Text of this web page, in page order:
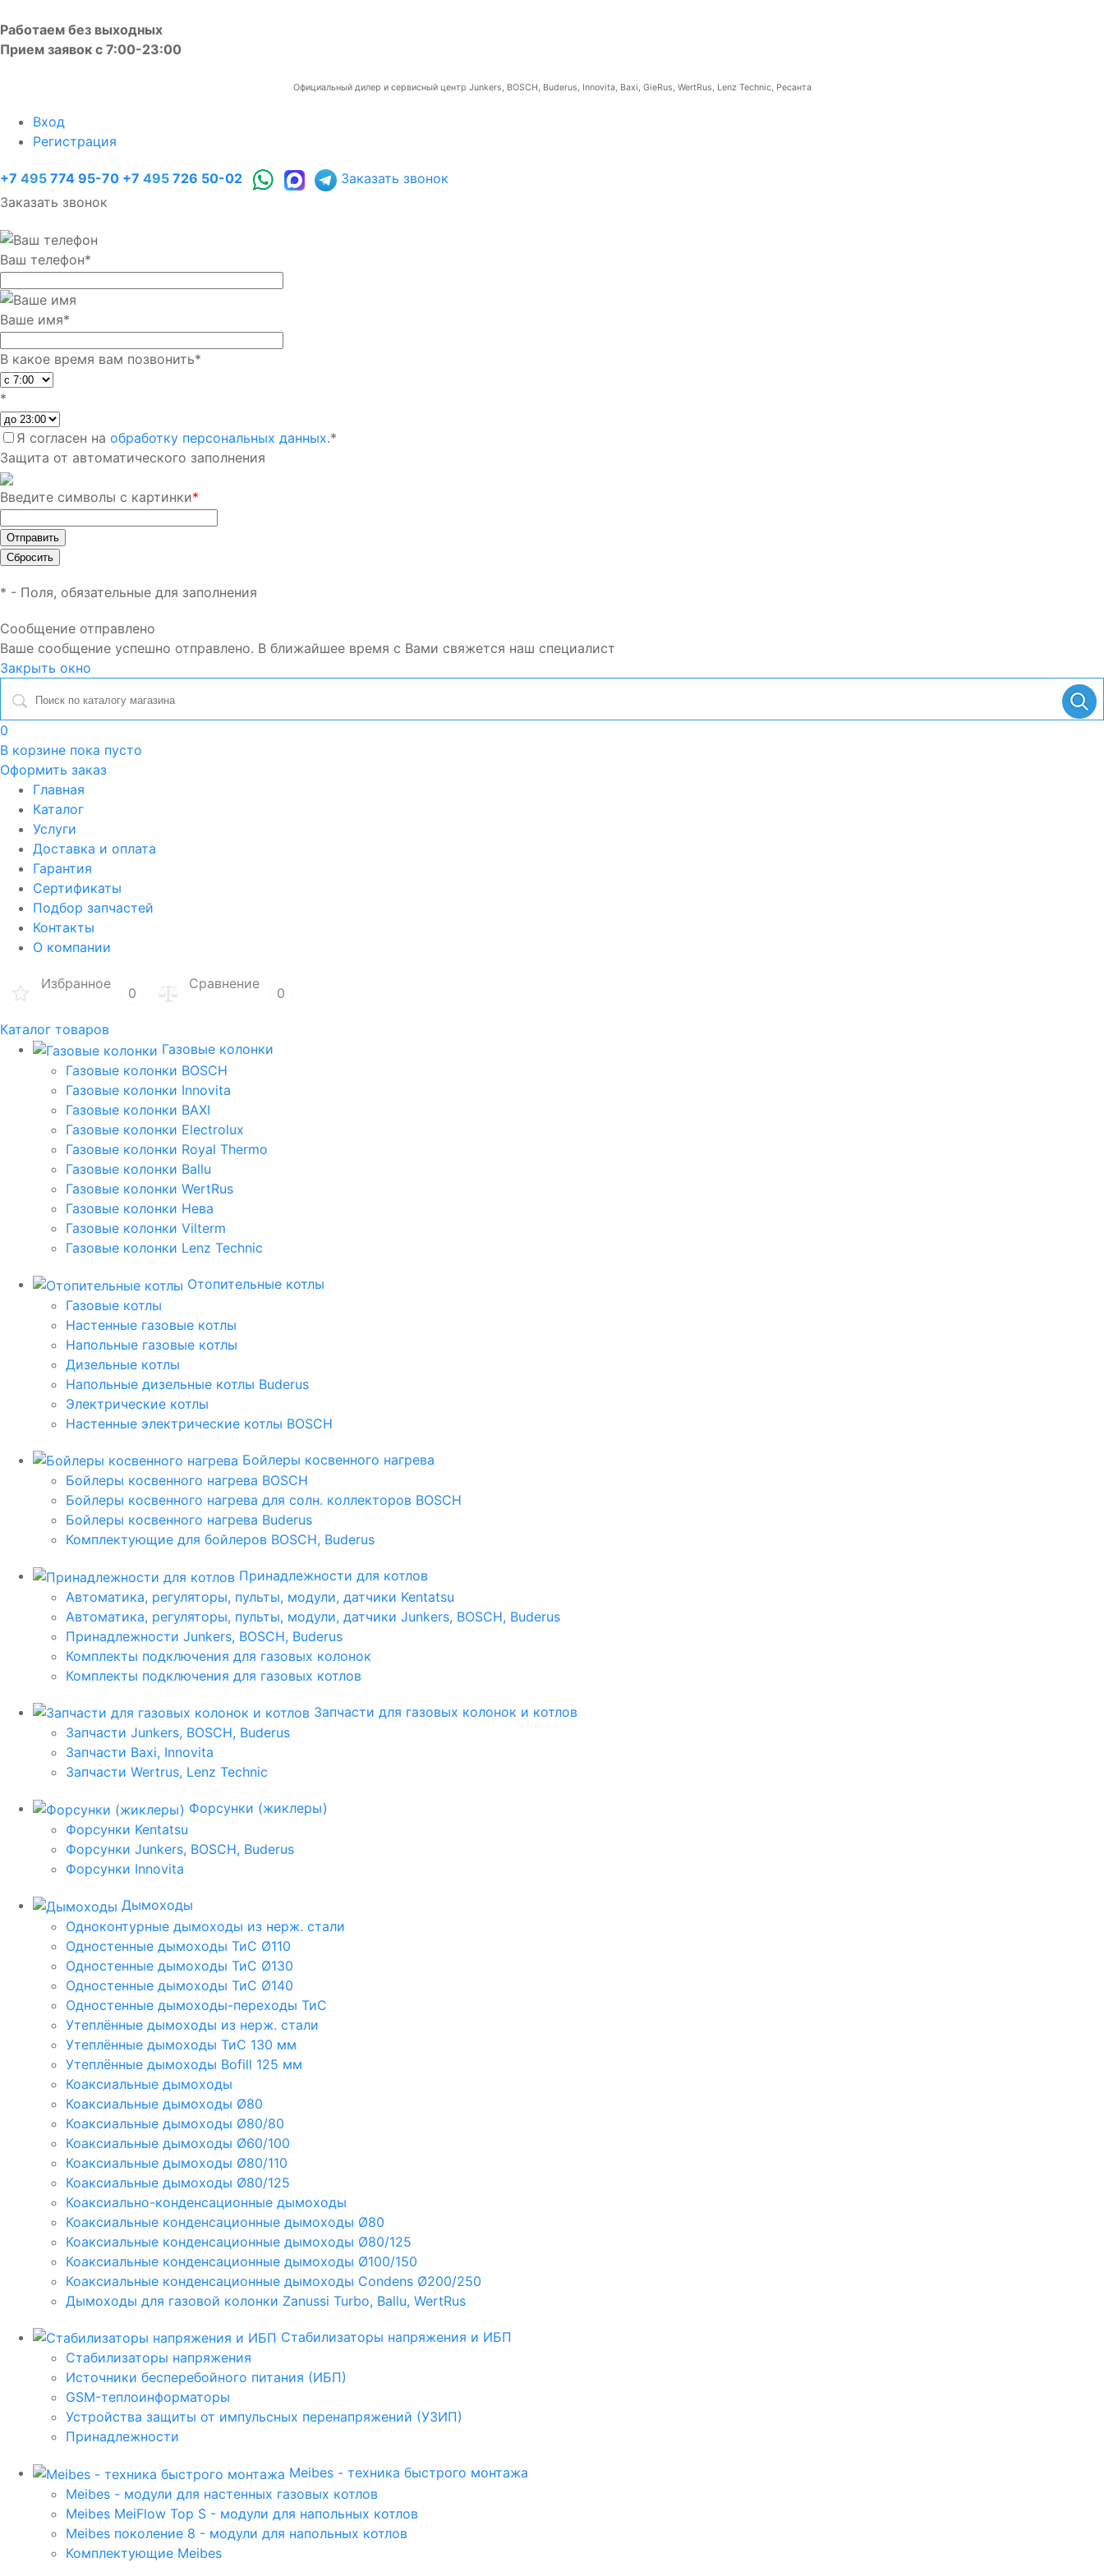
Работаем без выходных
Прием заявок с 7:00-23:00
Официальный дилер и сервисный центр Junkers, BOSCH, Buderus, Innovita, Baxi, GieRus, WertRus, Lenz Technic, Ресанта
Вход
Регистрация
+7 495 774 95-70 +7 495 726 50-02
Заказать звонок
Заказать звонок
Ваш телефон*
Ваше имя*
В какое время вам позвонить*
*
Я согласен на обработку персональных данных.*
Защита от автоматического заполнения
Введите символы с картинки*
* - Поля, обязательные для заполнения
Сообщение отправлено
Ваше сообщение успешно отправлено. В ближайшее время с Вами свяжется наш специалист
Закрыть окно
0
В корзине пока пусто
Оформить заказ
Главная
Каталог
Услуги
Доставка и оплата
Гарантия
Сертификаты
Подбор запчастей
Контакты
О компании
Избранное
0
Сравнение
0
Каталог товаров
Газовые колонки
Газовые колонки BOSCH
Газовые колонки Innovita
Газовые колонки BAXI
Газовые колонки Electrolux
Газовые колонки Royal Thermo
Газовые колонки Ballu
Газовые колонки WertRus
Газовые колонки Нева
Газовые колонки Vilterm
Газовые колонки Lenz Technic
Отопительные котлы
Газовые котлы
Настенные газовые котлы
Напольные газовые котлы
Дизельные котлы
Напольные дизельные котлы Buderus
Электрические котлы
Настенные электрические котлы BOSCH
Бойлеры косвенного нагрева
Бойлеры косвенного нагрева BOSCH
Бойлеры косвенного нагрева для солн. коллекторов BOSCH
Бойлеры косвенного нагрева Buderus
Комплектующие для бойлеров BOSCH, Buderus
Принадлежности для котлов
Автоматика, регуляторы, пульты, модули, датчики Kentatsu
Автоматика, регуляторы, пульты, модули, датчики Junkers, BOSCH, Buderus
Принадлежности Junkers, BOSCH, Buderus
Комплекты подключения для газовых колонок
Комплекты подключения для газовых котлов
Запчасти для газовых колонок и котлов
Запчасти Junkers, BOSCH, Buderus
Запчасти Baxi, Innovita
Запчасти Wertrus, Lenz Technic
Форсунки (жиклеры)
Форсунки Kentatsu
Форсунки Junkers, BOSCH, Buderus
Форсунки Innovita
Дымоходы
Одноконтурные дымоходы из нерж. стали
Одностенные дымоходы ТиС Ø110
Одностенные дымоходы ТиС Ø130
Одностенные дымоходы ТиС Ø140
Одностенные дымоходы-переходы ТиС
Утеплённые дымоходы из нерж. стали
Утеплённые дымоходы ТиС 130 мм
Утеплённые дымоходы Bofill 125 мм
Коаксиальные дымоходы
Коаксиальные дымоходы Ø80
Коаксиальные дымоходы Ø80/80
Коаксиальные дымоходы Ø60/100
Коаксиальные дымоходы Ø80/110
Коаксиальные дымоходы Ø80/125
Коаксиально-конденсационные дымоходы
Коаксиальные конденсационные дымоходы Ø80
Коаксиальные конденсационные дымоходы Ø80/125
Коаксиальные конденсационные дымоходы Ø100/150
Коаксиальные конденсационные дымоходы Condens Ø200/250
Дымоходы для газовой колонки Zanussi Turbo, Ballu, WertRus
Стабилизаторы напряжения и ИБП
Стабилизаторы напряжения
Источники бесперебойного питания (ИБП)
GSM-теплоинформаторы
Устройства защиты от импульсных перенапряжений (УЗИП)
Принадлежности
Meibes - техника быстрого монтажа
Meibes - модули для настенных газовых котлов
Meibes MeiFlow Top S - модули для напольных котлов
Meibes поколение 8 - модули для напольных котлов
Комплектующие Meibes